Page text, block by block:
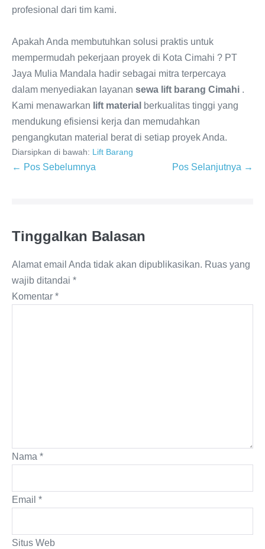
profesional dari tim kami.
Apakah Anda membutuhkan solusi praktis untuk
mempermudah pekerjaan proyek di Kota Cimahi ? PT
Jaya Mulia Mandala hadir sebagai mitra terpercaya
dalam menyediakan layanan sewa lift barang Cimahi .
Kami menawarkan lift material berkualitas tinggi yang
mendukung efisiensi kerja dan memudahkan
pengangkutan material berat di setiap proyek Anda.
Diarsipkan di bawah: Lift Barang
← Pos Sebelumnya Pos Selanjutnya →
Tinggalkan Balasan
Alamat email Anda tidak akan dipublikasikan. Ruas yang
wajib ditandai *
Komentar *
Nama *
Email *
Situs Web